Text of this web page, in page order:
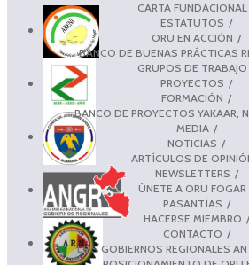
CARTA FUNDACIONAL
ESTATUTOS
ORU EN ACCIÓN
BANCO DE BUENAS PRÁCTICAS
GRUPOS DE TRABAJO
PROYECTOS
FORMACIÓN
BANCO DE PROYECTOS YAKAAR,
MEDIA
NOTICIAS
ARTÍCULOS DE
NEWSLETTERS
ÚNETE A ORU FOGAR
PASANTÍAS
HACERSE MIEMBRO
CONTACTO
LOS GOBIERNOS REGIONALES